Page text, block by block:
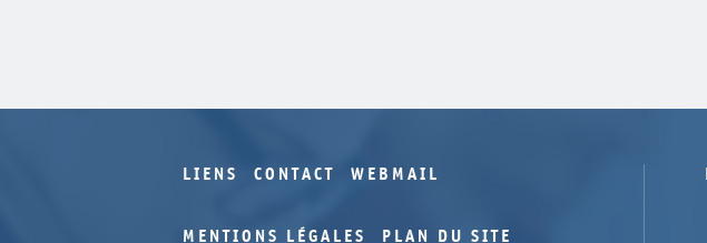
LIENS CONTACT WEBMAIL
MENTIONS LÉGALES PLAN DU SITE